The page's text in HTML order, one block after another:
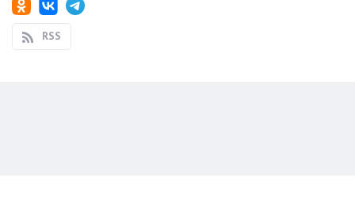
RSS